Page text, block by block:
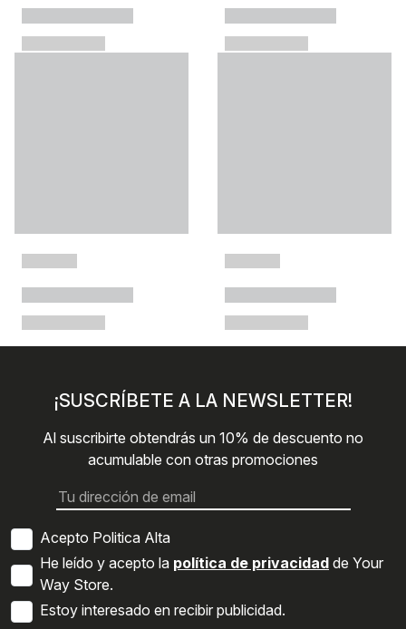
¡SUSCRÍBETE A LA NEWSLETTER!
Al suscribirte obtendrás un 10% de descuento no
acumulable con otras promociones
Acepto Politica Alta
He leído y acepto la política de privacidad de Your
Way Store.
Estoy interesado en recibir publicidad.